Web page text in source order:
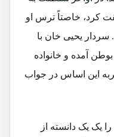
کرد، خاصتاً ترس او
سردار یحیی خان با
آمده و خانواده
این اساس در جواب
یک یک دانسته از